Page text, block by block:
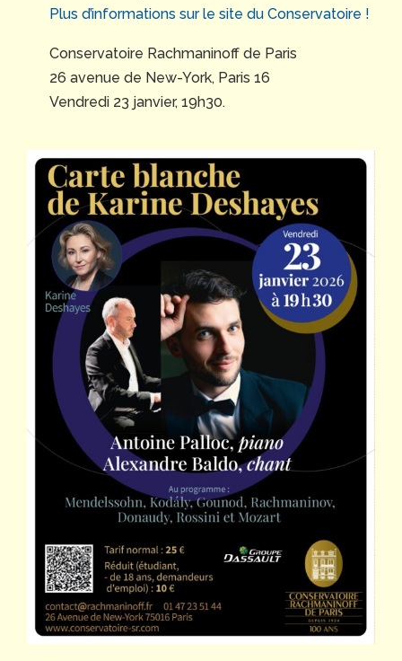
Plus d’informations sur le site du Conservatoire !
Conservatoire Rachmaninoff de Paris
26 avenue de New-York, Paris 16
Vendredi 23 janvier, 19h30.